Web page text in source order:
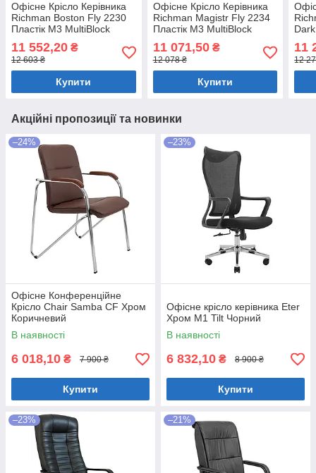
Офісне Крісло Керівника
Richman Boston Fly 2230
Пластік М3 MultiBlock
Чорний
11 552,20 ₴
12 603 ₴
Купити
Офісне Крісло Керівника
Richman Magistr Fly 2234
Пластік М3 MultiBlock
Зелений
11 071,50₴
12 078 ₴
Купити
11
12
Акційні пропозиції та новинки
–24%
Офісне Конференційне
Крісло Chair Samba CF Хром
Коричневий
В наявності
6 018,10 ₴ 7 900 ₴
Купити
–23%
Офісне крісло керівника Eter
Хром M1 Tilt Чорний
В наявності
6 832,10 ₴ 8 900 ₴
Купити
–23% –21%